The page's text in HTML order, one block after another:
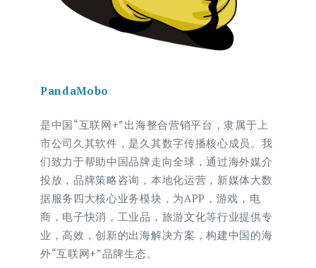
PandaMobo
是中国“互联网+”出海整合营销平台，隶属于上
市公司久其软件，是久其数字传播核心成员。我
们致力于帮助中国品牌走向全球，通过海外媒介
投放，品牌策略咨询，本地化运营，新媒体大数
据服务四大核心业务模块，为APP，游戏，电
商，电子快消，工业品，旅游文化等行业提供专
业，高效，创新的出海解决方案，构建中国的海
外“互联网+”品牌生态。